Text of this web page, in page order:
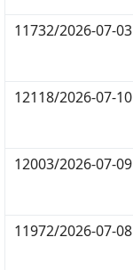
11732/2026-07-03
12118/2026-07-10
12003/2026-07-09
11972/2026-07-08